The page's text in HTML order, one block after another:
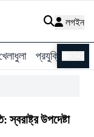
লগইন
প্রযুক্তি
উপদেষ্টা